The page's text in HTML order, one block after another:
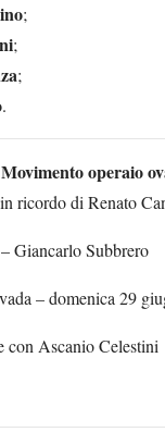
;
;
;
.
operaio
in ricordo di Renato
Giancarlo Subbrero
– domenica 29
con Ascanio Celestini